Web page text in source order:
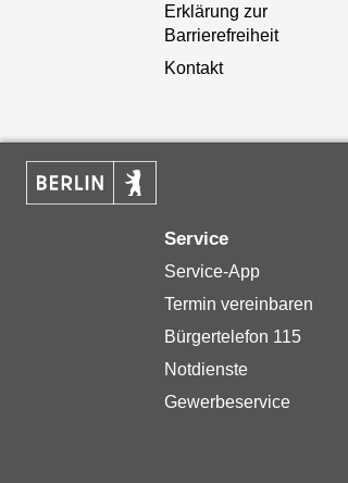
Erklärung zur
Barrierefreiheit
Kontakt
Service
Service-App
Termin vereinbaren
Bürgertelefon 115
Notdienste
Gewerbeservice